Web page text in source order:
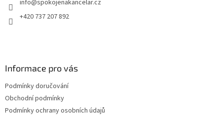
info@spokojenakancelar.cz
+420 737 207 892
Informace pro vás
Podmínky doručování
Obchodní podmínky
Podmínky ochrany osobních údajů